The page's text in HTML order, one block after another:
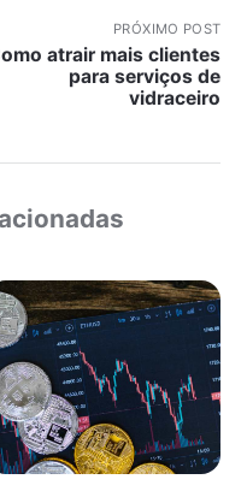
PRÓXIMO POST
atrair mais clientes
para serviços de
vidraceiro